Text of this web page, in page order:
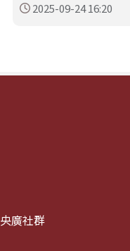
2025-09-24 16:20
央廣社群